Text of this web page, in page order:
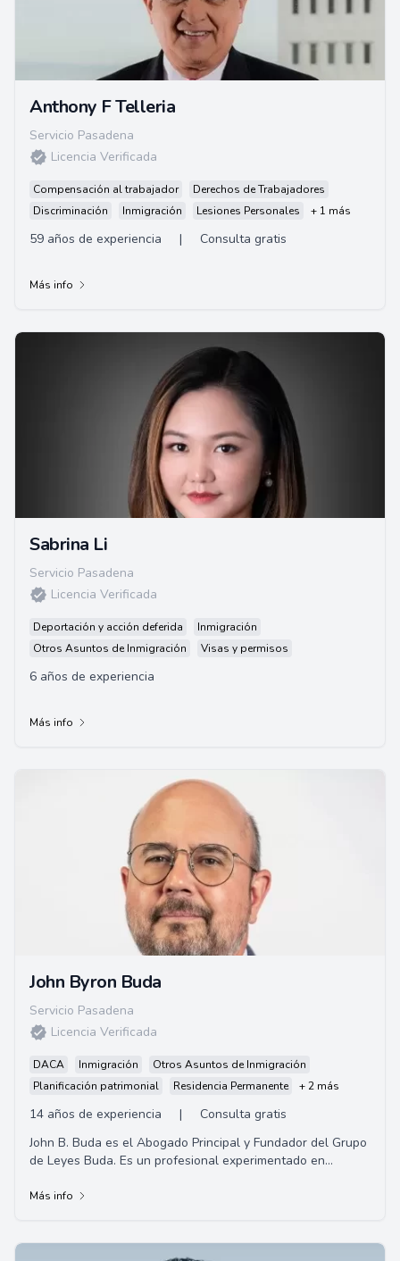
Anthony F Telleria
Servicio Pasadena
Licencia Verificada
Compensación al trabajador
Derechos de Trabajadores
Discriminación
Inmigración Lesiones Personales + 1 más
59 años de experiencia | Consulta gratis
Más info
Sabrina Li
Servicio Pasadena
Licencia Verificada
Deportación y acción deferida
Inmigración
Otros Asuntos de Inmigración
Visas y permisos
6 años de experiencia
Más info
John Byron Buda
Servicio Pasadena
Licencia Verificada
DACA Inmigración
Otros Asuntos de Inmigración
Planificación patrimonial
Residencia Permanente + 2 más
14 años de experiencia |
Consulta gratis
John B. Buda es el Abogado Principal y Fundador del Grupo
de Leyes Buda. Es un profesional experimentado en
Más info